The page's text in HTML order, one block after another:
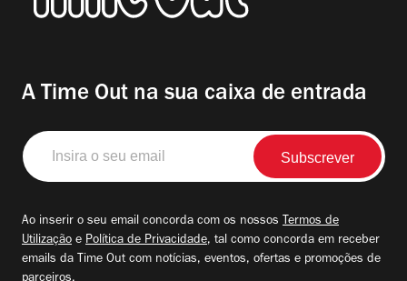
A Time Out na sua caixa de entrada
Insira
o
seu
Ao inserir o seu email concorda com os nossos Termos de
Utilização e Política de Privacidade, tal como concorda em receber
emails da Time Out com notícias, eventos, ofertas e promoções de